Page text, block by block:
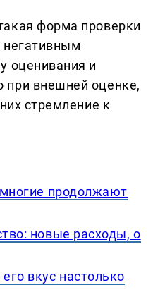
форма проверки
негативным
оценивания и
при внешней оценке,
стремление к
многие продолжают
новые расходы, о
вкус настолько